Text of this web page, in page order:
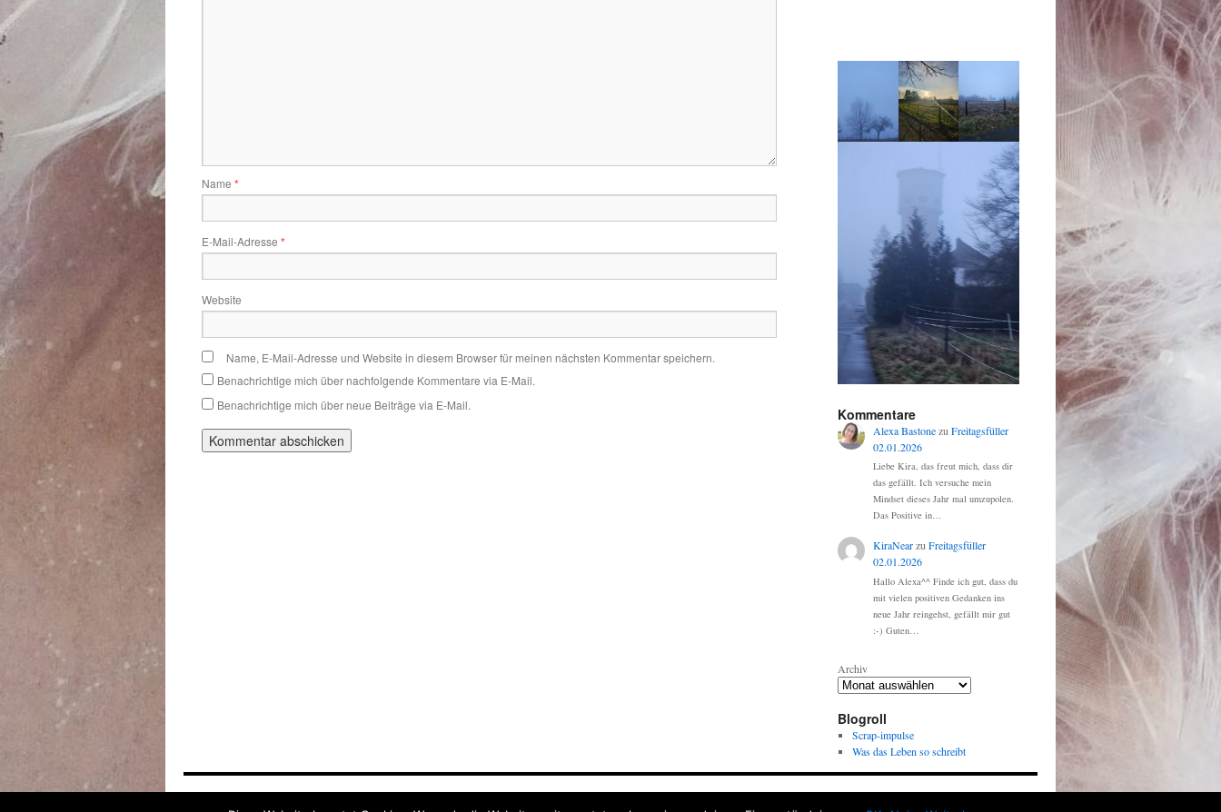
Name *
E-Mail-Adresse *
Website
Name, E-Mail-Adresse und Website in diesem Browser für meinen nächsten Kommentar speichern.
Benachrichtige mich über nachfolgende Kommentare via E-Mail.
Benachrichtige mich über neue Beiträge via E-Mail.
Kommentare
Alexa Bastonezu Freitagsfüller
02.01.2026
Liebe Kira, das freut mich, dass dir
das gefällt. Ich versuche mein
Mindset dieses Jahr mal umzupolen.
Das Positive in…
KiraNearzu Freitagsfüller
02.01.2026
Hallo Alexa^^ Finde ich gut, dass du
mit vielen positiven Gedanken ins
neue Jahr reingehst, gefällt mir gut
:-) Guten…
Archiv
Blogroll
Scrap-impulse
Was das Leben so schreibt